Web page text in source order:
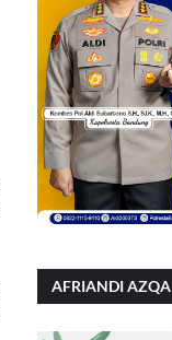
AFRIANDI AZQA